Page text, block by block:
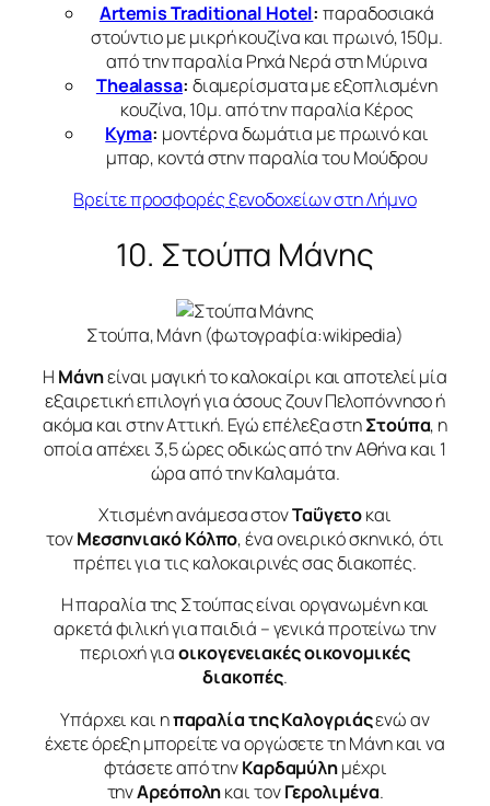
Artemis Traditional Hotel:παραδοσιακά
στούντιο με μικρή κουζίνα και πρωινό, 150μ.
από την παραλία Ρηχά Νερά στη Μύρινα
Thealassa: διαμερίσματα με εξοπλισμένη
κουζίνα, 10μ. από την παραλία Κέρος
Kyma: μοντέρνα δωμάτια με πρωινό και
μπαρ, κοντά στην παραλία του Μούδρου
Βρείτε προσφορές ξενοδοχείων στη Λήμνο
10. Στούπα Μάνης
Στούπα, Μάνη (φωτογραφία:wikipedia)
Η Μάνηείναι μαγική το καλοκαίρι και αποτελεί μία
εξαιρετική επιλογή για όσους ζουν Πελοπόννησο ή
ακόμα και στην Αττική. Εγώ επέλεξα στηΣτούπα, η
οποία απέχει 3,5 ώρες οδικώς από την Αθήνα και 1
ώρα από την Καλαμάτα.
Χτισμένη ανάμεσα στονΤαΰγετοκαι
τονΜεσσηνιακόΚόλπο, ένα ονειρικό σκηνικό, ότι
πρέπει για τις καλοκαιρινές σας διακοπές.
Η παραλία της Στούπας είναι οργανωμένη και
αρκετά φιλική για παιδιά – γενικά προτείνω την
περιοχή γιαοικογενειακές οικονομικές
διακοπές.
Υπάρχει και ηπαραλία της Καλογριάςενώ αν
έχετε όρεξη μπορείτε να οργώσετε τη Μάνη και να
φτάσετε από τηνΚαρδαμύλημέχρι
τηνΑρεόποληκαι τονΓερολιμένα.